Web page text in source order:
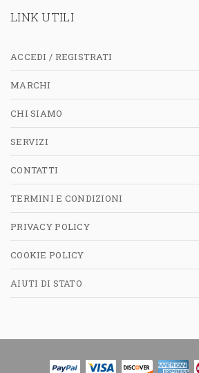
LINK UTILI
ACCEDI / REGISTRATI
MARCHI
CHI SIAMO
SERVIZI
CONTATTI
TERMINI E CONDIZIONI
PRIVACY POLICY
COOKIE POLICY
AIUTI DI STATO